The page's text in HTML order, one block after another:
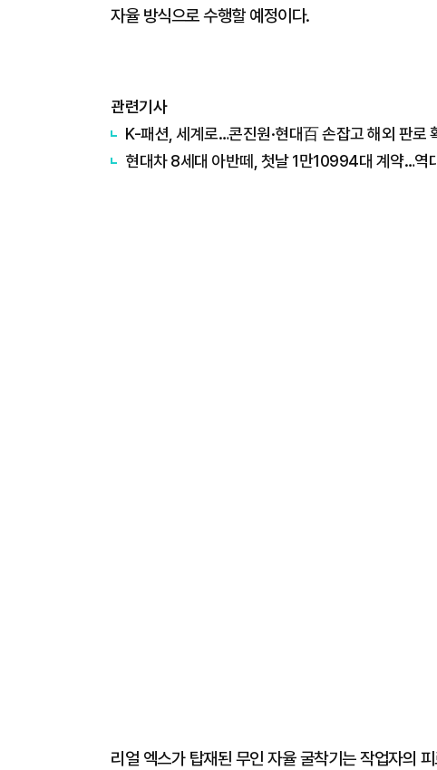
자율 방식으로 수행할 예정이다.
관련기사
K-패션, 세계로…콘진원·현대百 손잡고 해외 판로
현대차 8세대 아반떼, 첫날 1만10994대 계약…역
리얼 엑스가 탑재된 무인 자율 굴착기는 작업자의